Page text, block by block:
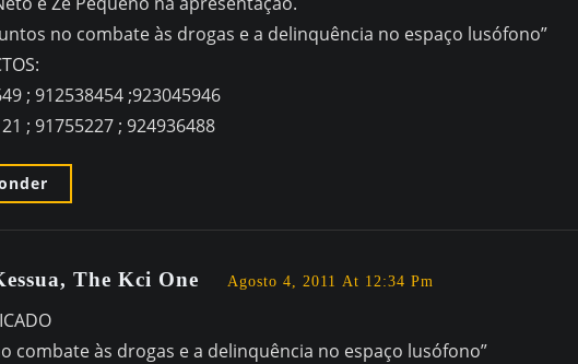
no combate às drogas e a delinquência no espaço lusófono”
; 912538454 ;923045946
; 91755227 ; 924936488
The Kci One Agosto 4, 2011 At 12:34 Pm
combate às drogas e a delinquência no espaço lusófono”